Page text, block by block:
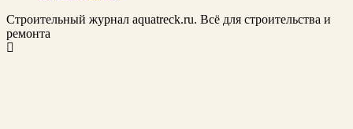
Строительный журнал aquatreck.ru. Всё для строительства и
ремонта